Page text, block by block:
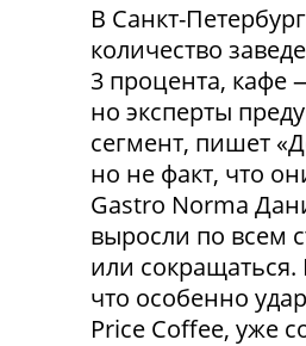
В Санкт-
количество
3 процента, кафе
но эксперты
сегмент, пишет
но не факт, что
Gastro Norma
выросли по всем
или
что особенно
Price Coffee, уже